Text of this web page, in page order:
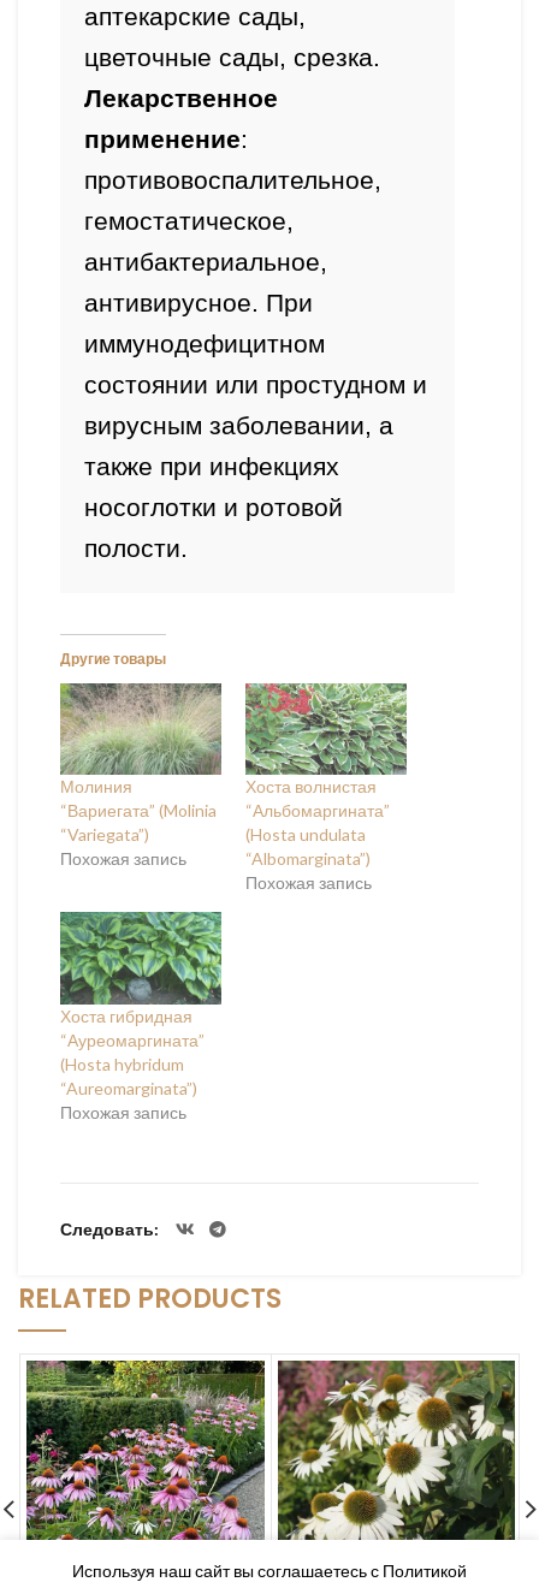
аптекарские сады,
цветочные сады, срезка.
Лекарственное
применение:
противовоспалительное,
гемостатическое,
антибактериальное,
антивирусное. При
иммунодефицитном
состоянии или простудном и
вирусным заболевании, а
также при инфекциях
носоглотки и ротовой
полости.
Другие товары
Молиния
“Вариегата” (Molinia
“Variegata”)
Похожая запись
Хоста волнистая
“Альбомаргината”
(Hosta undulata
“Albomarginata”)
Похожая запись
Хоста гибридная
“Ауреомаргината”
(Hosta hybridum
“Aureomarginata”)
Похожая запись
Следовать
RELATED PRODUCTS
Используя наш сайт вы соглашаетесь с Политикой